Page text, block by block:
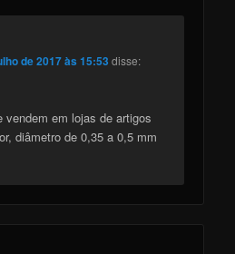
de 2017 às 15:53 disse:
vendem em lojas de artigos
diâmetro de 0,35 a 0,5 mm